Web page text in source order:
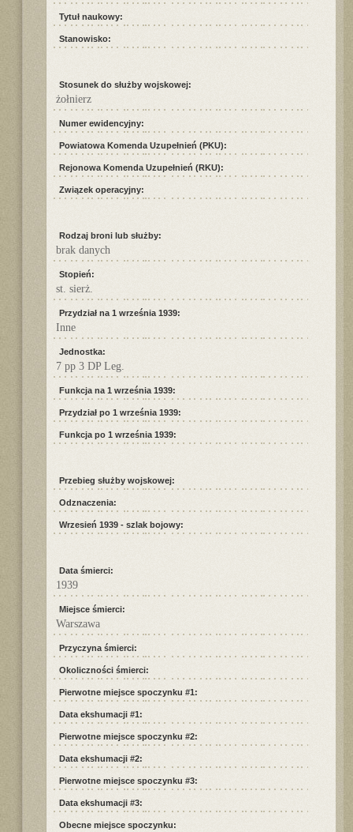
Tytuł naukowy:
Stanowisko:
Stosunek do służby wojskowej:
żołnierz
Numer ewidencyjny:
Powiatowa Komenda Uzupełnień (PKU):
Rejonowa Komenda Uzupełnień (RKU):
Związek operacyjny:
Rodzaj broni lub służby:
brak danych
Stopień:
st. sierż.
Przydział na 1 września 1939:
Inne
Jednostka:
7 pp 3 DP Leg.
Funkcja na 1 września 1939:
Przydział po 1 września 1939:
Funkcja po 1 września 1939:
Przebieg służby wojskowej:
Odznaczenia:
Wrzesień 1939 - szlak bojowy:
Data śmierci:
1939
Miejsce śmierci:
Warszawa
Przyczyna śmierci:
Okoliczności śmierci:
Pierwotne miejsce spoczynku #1:
Data ekshumacji #1:
Pierwotne miejsce spoczynku #2:
Data ekshumacji #2:
Pierwotne miejsce spoczynku #3:
Data ekshumacji #3:
Obecne miejsce spoczynku: